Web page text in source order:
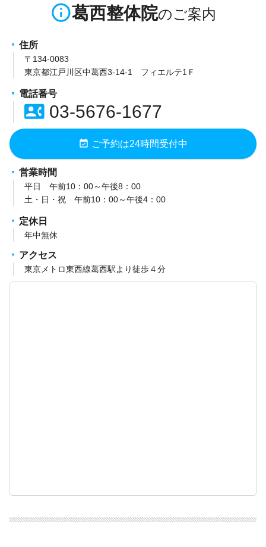
info_outline葛西整体院
住所
〒134-0083
東京都江戸川区中葛西3-14-1 フィエルテ1Ｆ
電話番号
contact_phone03-5676-1677
event_available ご予約は24時間受付中
営業時間
平日 午前10：00～午後8：00
土・日・祝 午前10：00～午後4：00
定休日
年中無休
アクセス
東京メトロ東西線葛西駅より徒歩４分